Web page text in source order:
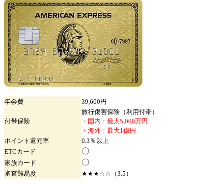
年会費 39,600円
付帯保険
旅行傷害保険（利用付帯）
・国内：最大5,000万円
・海外：最大1億円
ポイント 還元率
0.3％以上
ETCカード 〇
家族カード 〇
審査難易度 ★★★☆☆（3.5）